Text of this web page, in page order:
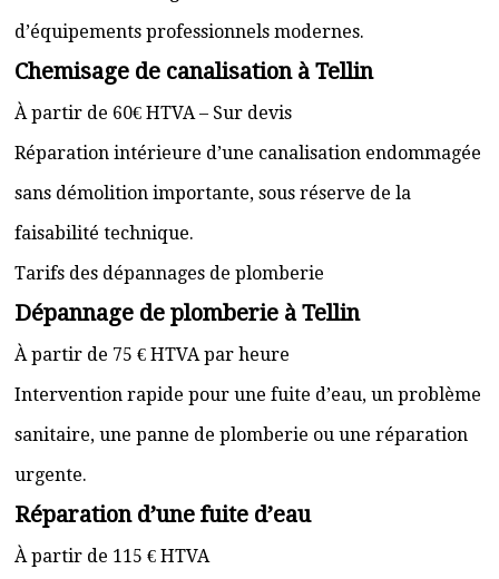
d’équipements professionnels modernes.
Chemisage de canalisation à Tellin
À partir de 60€ HTVA – Sur devis
Réparation intérieure d’une canalisation endommagée
sans démolition importante, sous réserve de la
faisabilité technique.
Tarifs des dépannages de plomberie
Dépannage de plomberie à Tellin
À partir de 75 € HTVA par heure
Intervention rapide pour une fuite d’eau, un problème
sanitaire, une panne de plomberie ou une réparation
urgente.
Réparation d’une fuite d’eau
À partir de 115 € HTVA